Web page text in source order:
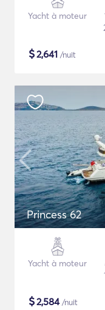
Yacht à moteur
$2,641 /nuit
Princess 62
Yacht à moteur
$2,584/nuit